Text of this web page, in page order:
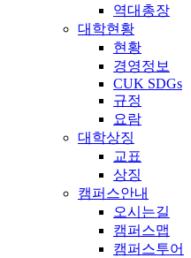
역대총장
대학현황
현황
경영정보
CUK SDGs
규정
요람
대학상징
교표
상징
캠퍼스안내
오시는길
캠퍼스맵
캠퍼스투어